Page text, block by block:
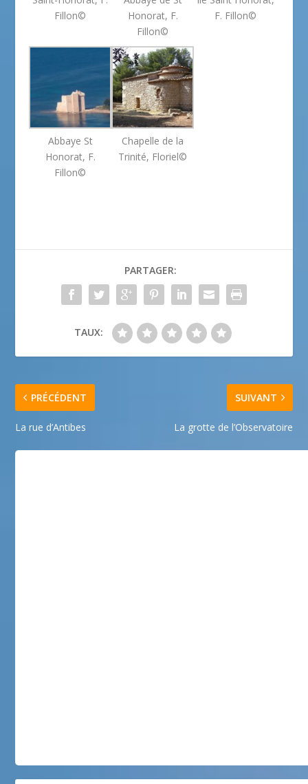
Fillon©
Honorat, F.
Fillon©
F. Fillon©
Abbaye St
Honorat, F.
Fillon©
Chapelle de la
Trinité, Floriel©
PARTAGER:
TAUX:
PRÉCÉDENT
La rue d’Antibes
SUIVANT
La grotte de l’Observatoire